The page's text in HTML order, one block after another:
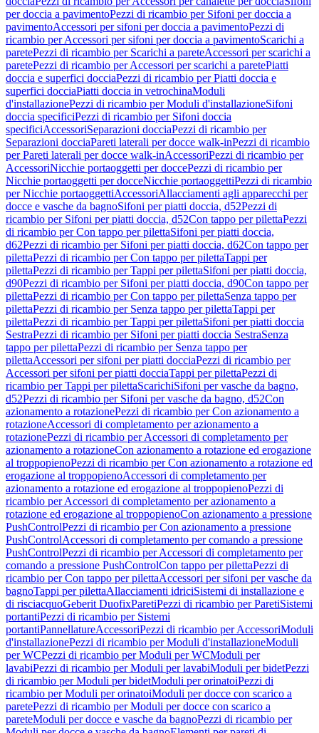
per doccia a pavimentoPezzi di ricambio per Sifoni per doccia a
pavimentoAccessori per sifoni per doccia a pavimentoPezzi di
ricambio per Accessori per sifoni per doccia a pavimentoScarichi a
paretePezzi di ricambio per Scarichi a pareteAccessori per scarichi a
paretePezzi di ricambio per Accessori per scarichi a paretePiatti
doccia e superfici docciaPezzi di ricambio per Piatti doccia e
superfici docciaPiatti doccia in vetrochinaModuli
d'installazionePezzi di ricambio per Moduli d'installazioneSifoni
doccia specificiPezzi di ricambio per Sifoni doccia
specificiAccessoriSeparazioni docciaPezzi di ricambio per
Separazioni docciaPareti laterali per docce walk-inPezzi di ricambio
per Pareti laterali per docce walk-inAccessoriPezzi di ricambio per
AccessoriNicchie portaoggetti per doccePezzi di ricambio per
Nicchie portaoggetti per docceNicchie portaoggettiPezzi di ricambio
per Nicchie portaoggettiAccessoriAllacciamenti agli apparecchi per
docce e vasche da bagnoSifoni per piatti doccia, d52Pezzi di
ricambio per Sifoni per piatti doccia, d52Con tappo per pilettaPezzi
di ricambio per Con tappo per pilettaSifoni per piatti doccia,
d62Pezzi di ricambio per Sifoni per piatti doccia, d62Con tappo per
pilettaPezzi di ricambio per Con tappo per pilettaTappi per
pilettaPezzi di ricambio per Tappi per pilettaSifoni per piatti doccia,
d90Pezzi di ricambio per Sifoni per piatti doccia, d90Con tappo per
pilettaPezzi di ricambio per Con tappo per pilettaSenza tappo per
pilettaPezzi di ricambio per Senza tappo per pilettaTappi per
pilettaPezzi di ricambio per Tappi per pilettaSifoni per piatti doccia
SestraPezzi di ricambio per Sifoni per piatti doccia SestraSenza
tappo per pilettaPezzi di ricambio per Senza tappo per
pilettaAccessori per sifoni per piatti docciaPezzi di ricambio per
Accessori per sifoni per piatti docciaTappi per pilettaPezzi di
ricambio per Tappi per pilettaScarichiSifoni per vasche da bagno,
d52Pezzi di ricambio per Sifoni per vasche da bagno, d52Con
azionamento a rotazionePezzi di ricambio per Con azionamento a
rotazioneAccessori di completamento per azionamento a
rotazionePezzi di ricambio per Accessori di completamento per
azionamento a rotazioneCon azionamento a rotazione ed erogazione
al troppopienoPezzi di ricambio per Con azionamento a rotazione ed
erogazione al troppopienoAccessori di completamento per
azionamento a rotazione ed erogazione al troppopienoPezzi di
ricambio per Accessori di completamento per azionamento a
rotazione ed erogazione al troppopienoCon azionamento a pressione
PushControlPezzi di ricambio per Con azionamento a pressione
PushControlAccessori di completamento per comando a pressione
PushControlPezzi di ricambio per Accessori di completamento per
comando a pressione PushControlCon tappo per pilettaPezzi di
ricambio per Con tappo per pilettaAccessori per sifoni per vasche da
bagnoTappi per pilettaAllacciamenti idriciSistemi di installazione e
di risciacquoGeberit DuofixParetiPezzi di ricambio per ParetiSistemi
portantiPezzi di ricambio per Sistemi
portantiPannellatureAccessoriPezzi di ricambio per AccessoriModuli
d'installazionePezzi di ricambio per Moduli d'installazioneModuli
per WCPezzi di ricambio per Moduli per WCModuli per
lavabiPezzi di ricambio per Moduli per lavabiModuli per bidetPezzi
di ricambio per Moduli per bidetModuli per orinatoiPezzi di
ricambio per Moduli per orinatoiModuli per docce con scarico a
paretePezzi di ricambio per Moduli per docce con scarico a
pareteModuli per docce e vasche da bagnoPezzi di ricambio per